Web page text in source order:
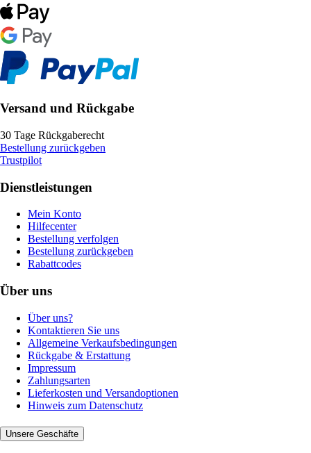
Versand und Rückgabe
30 Tage Rückgaberecht
Bestellung zurückgeben
Trustpilot
Dienstleistungen
Mein Konto
Hilfecenter
Bestellung verfolgen
Bestellung zurückgeben
Rabattcodes
Über uns
Über uns?
Kontaktieren Sie uns
Allgemeine Verkaufsbedingungen
Rückgabe & Erstattung
Impressum
Zahlungsarten
Lieferkosten und Versandoptionen
Hinweis zum Datenschutz
Unsere Geschäfte